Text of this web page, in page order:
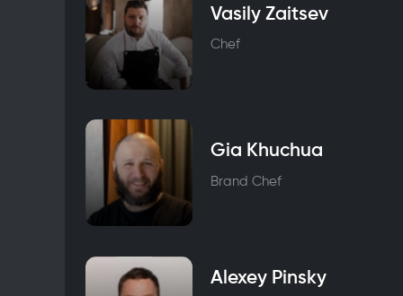
Vasily Zaitsev
Chef
Gia Khuchua
Brand Chef
Alexey Pinsky